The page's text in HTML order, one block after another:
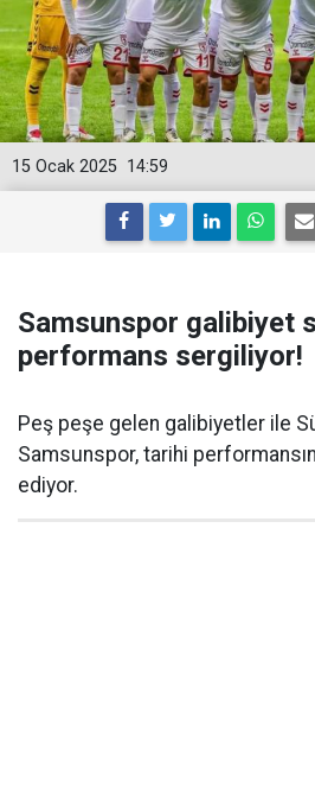
14:59
15 Ocak 2025
Samsunspor galibiyet
performans sergiliyor!
Peş peşe gelen galibiyetler ile
Samsunspor, tarihi
ediyor.